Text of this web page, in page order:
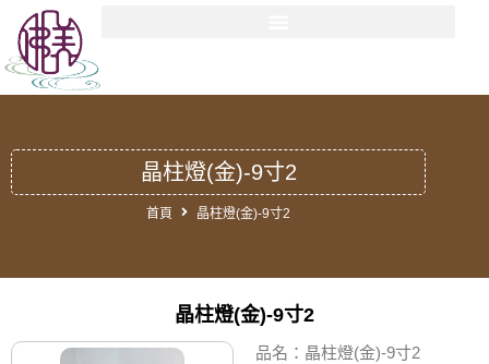
晶柱燈(金)-9寸2
首頁 晶柱燈(金)-9寸2
晶柱燈(金)-9寸2
品名：晶柱燈(金)-9寸2